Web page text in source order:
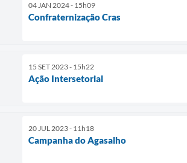
04 JAN 2024 - 15h09
Confraternização Cras
15 SET 2023 - 15h22
Ação Intersetorial
20 JUL 2023 - 11h18
Campanha do Agasalho